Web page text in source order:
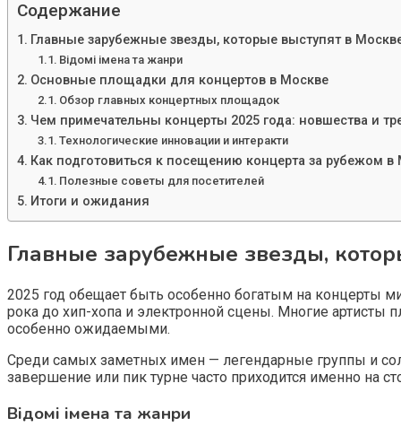
Содержание
Главные зарубежные звезды, которые выступят в
Відомі імена та жанри
Основные площадки для концертов в Москве
Обзор главных концертных площадок
Чем примечательны концерты 2025 года: новшества и
Технологические инновации и интеракти
Как подготовиться к посещению концерта за рубежом в
Полезные советы для посетителей
Итоги и ожидания
Главные зарубежные звезды,
2025 год обещает быть особенно богатым на концерты
рока до хип-хопа и электронной сцены. Многие артисты
особенно ожидаемыми.
Среди самых заметных имен — легендарные группы и
завершение или пик турне часто приходится именно на
Відомі імена та жанри